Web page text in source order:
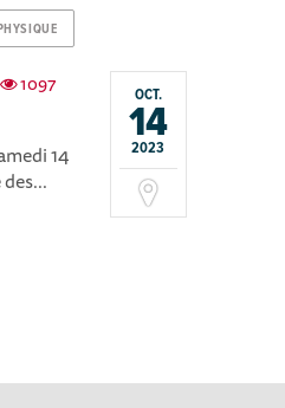
OCT.
14
2023
1097
14